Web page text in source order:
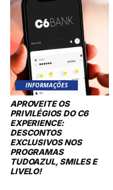
INFORMAÇÕES
APROVEITE OS
PRIVILÉGIOS DO C6
EXPERIENCE:
DESCONTOS
EXCLUSIVOS NOS
PROGRAMAS
TUDOAZUL, SMILES E
LIVELO!